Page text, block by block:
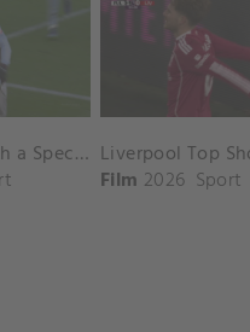
Aston Villa with a Spectacular Goal vs. Nottingham Forest
Film 2026 Sport